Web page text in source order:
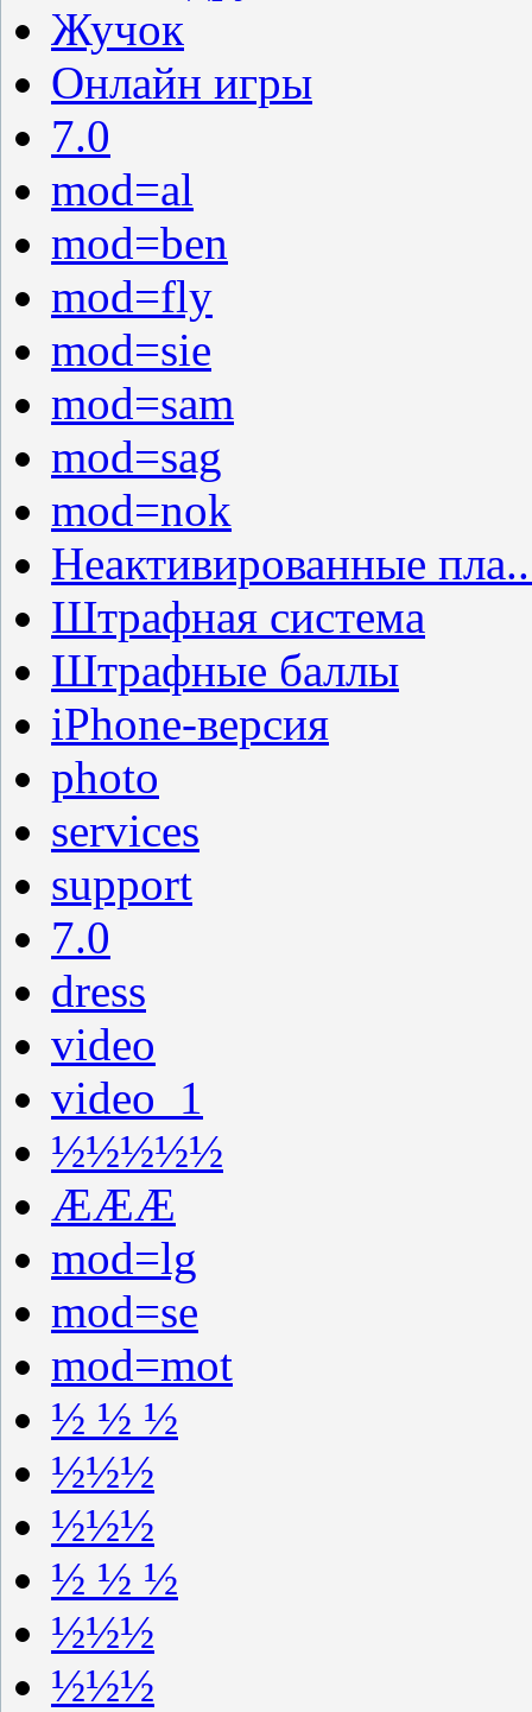
Жучок
Онлайн игры
7.0
mod=al
mod=ben
mod=fly
mod=sie
mod=sam
mod=sag
mod=nok
Неактивированные
Штрафная система
Штрафные баллы
iPhone-версия
photo
services
support
7.0
dress
video
video_1
½½½½½
ÆÆÆ
mod=lg
mod=se
mod=mot
½ ½ ½
½½½
½½½
½ ½ ½
½½½
½½½